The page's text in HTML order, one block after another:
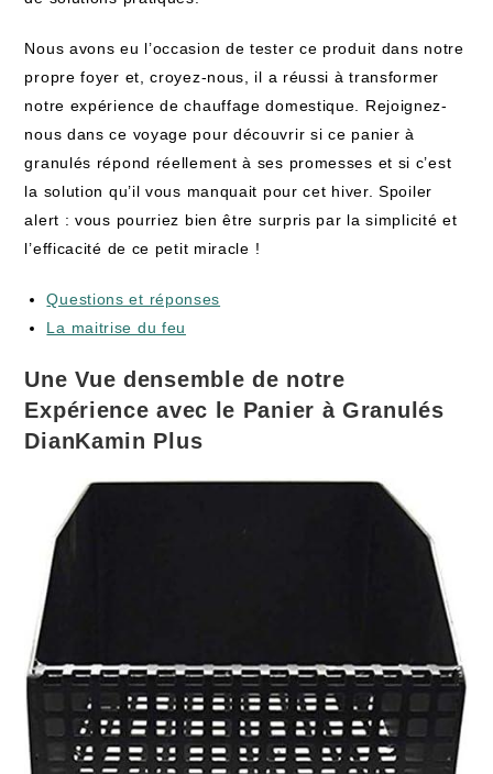
Nous avons eu l’occasion de tester ce produit dans notre
propre foyer et, croyez-nous, il a réussi à transformer
notre expérience de chauffage domestique. Rejoignez-
nous dans ce voyage pour découvrir si ce panier à
granulés répond réellement à ses promesses et si c’est
la solution qu’il vous manquait pour cet hiver. Spoiler
alert : vous pourriez bien être surpris par la simplicité et
l’efficacité de ce petit miracle !
Questions et réponses
La maitrise du feu
Une Vue densemble de notre
Expérience avec le Panier à Granulés
DianKamin Plus